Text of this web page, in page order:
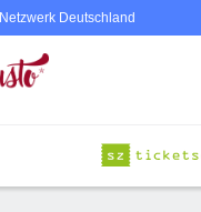
Deutschland